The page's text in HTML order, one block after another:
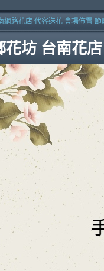
花坊 台南花店
網路花店 代客送花 會場佈置